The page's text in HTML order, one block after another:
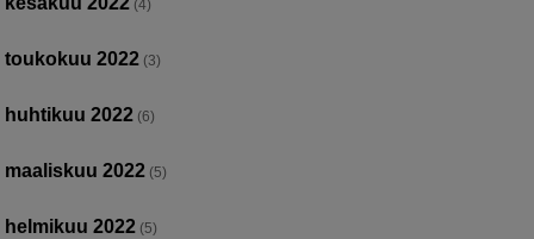
(4)
toukokuu 2022 (3)
huhtikuu 2022 (6)
maaliskuu 2022 (5)
helmikuu 2022 (5)